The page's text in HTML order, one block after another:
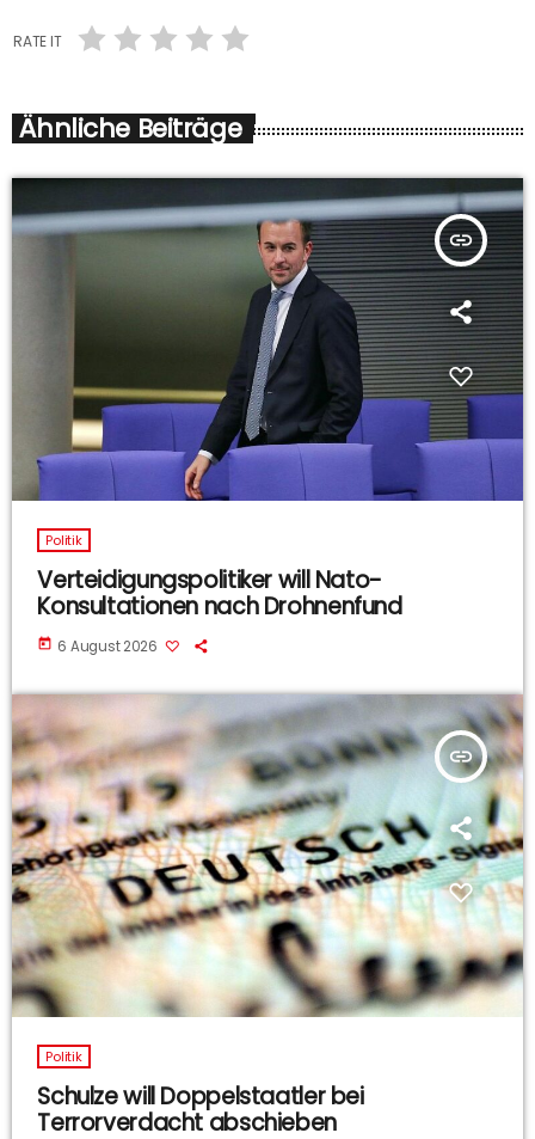
RATE IT
Ähnliche Beiträge
insert_link
Politik
Verteidigungspolitiker will Nato-
Konsultationen nach Drohnenfund
today 6 August 2026
insert_link
Politik
Schulze will Doppelstaatler bei
Terrorverdacht abschieben